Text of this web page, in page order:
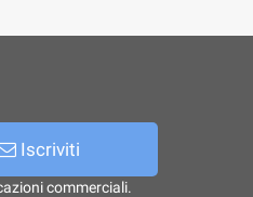
Iscriviti
commerciali.